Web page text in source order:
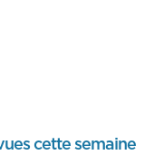
cette semaine